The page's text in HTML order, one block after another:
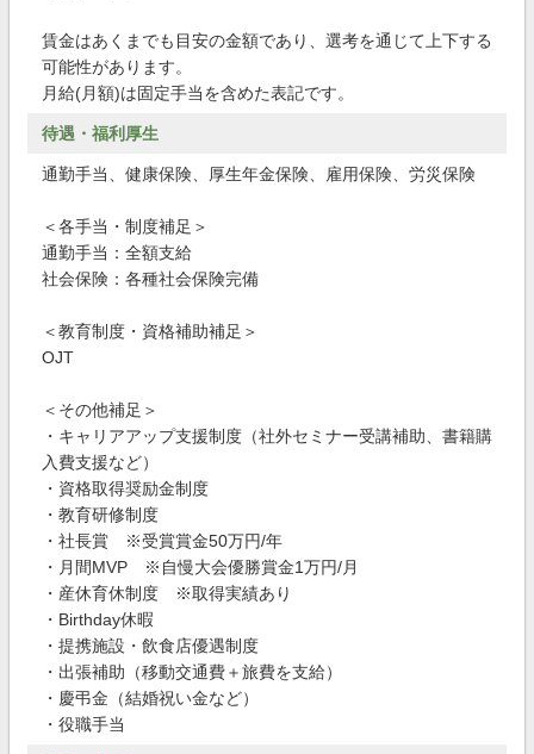
賃金はあくまでも目安の金額であり、選考を通じて上下する
可能性があります。
月給(月額)は固定手当を含めた表記です。
待遇・福利厚生
通勤手当、健康保険、厚生年金保険、雇用保険、労災保険
＜各手当・制度補足＞
通勤手当：全額支給
社会保険：各種社会保険完備
＜教育制度・資格補助補足＞
OJT
＜その他補足＞
・キャリアアップ支援制度（社外セミナー受講補助、書籍購
入費支援など）
・資格取得奨励金制度
・教育研修制度
・社長賞 ※受賞賞金50万円/年
・月間MVP ※自慢大会優勝賞金1万円/月
・産休育休制度 ※取得実績あり
・Birthday休暇
・提携施設・飲食店優遇制度
・出張補助（移動交通費＋旅費を支給）
・慶弔金（結婚祝い金など）
・役職手当